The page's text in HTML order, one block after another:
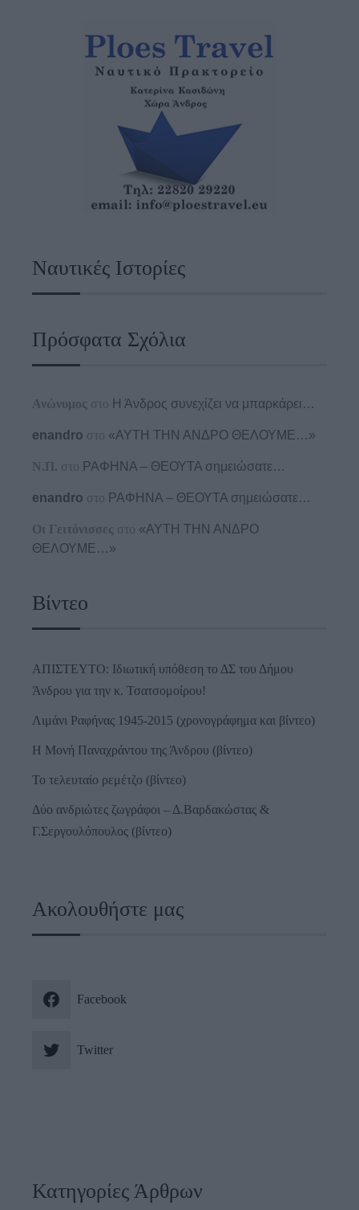
Ναυτικές Ιστορίες
Πρόσφατα Σχόλια
Ανώνυμος στο Η Άνδρος συνεχίζει να μπαρκάρει…
enandro στο «ΑΥΤΗ ΤΗΝ ΑΝΔΡΟ ΘΕΛΟΥΜΕ…»
Ν.Π. στο ΡΑΦΗΝΑ – ΘΕΟΥΤΑ σημειώσατε…
enandro στο ΡΑΦΗΝΑ – ΘΕΟΥΤΑ σημειώσατε…
Οι Γειτόνισσες στο «ΑΥΤΗ ΤΗΝ ΑΝΔΡΟ
ΘΕΛΟΥΜΕ…»
Βίντεο
ΑΠΙΣΤΕΥΤΟ: Ιδιωτική υπόθεση το ΔΣ του Δήμου
Άνδρου για την κ. Τσατσομοίρου!
Λιμάνι Ραφήνας 1945-2015 (χρονογράφημα και βίντεο)
Η Μονή Παναχράντου της Άνδρου (βίντεο)
Το τελευταίο ρεμέτζο (βίντεο)
Δύο ανδριώτες ζωγράφοι – Δ.Βαρδακώστας &
Γ.Σεργουλόπουλος (βίντεο)
Ακολουθήστε μας
Facebook
Twitter
Κατηγορίες Άρθρων